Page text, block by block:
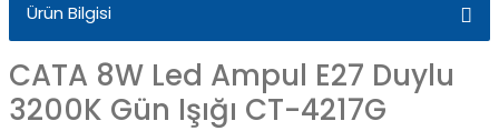
Ürün Bilgisi
CATA 8W Led Ampul E27 Duylu
3200K Gün Işığı CT-4217G